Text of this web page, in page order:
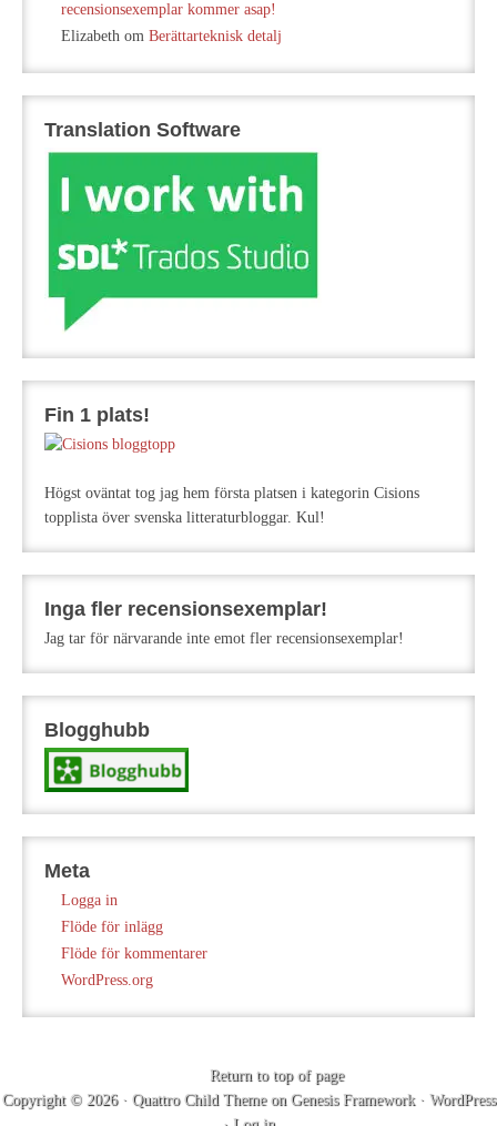
recensionsexemplar kommer asap!
Elizabeth om Berättarteknisk detalj
Translation Software
Fin 1 plats!
Högst oväntat tog jag hem första platsen i kategorin Cisions
topplista över svenska litteraturbloggar. Kul!
Inga fler recensionsexemplar!
Jag tar för närvarande inte emot fler recensionsexemplar!
Blogghubb
Meta
Logga in
Flöde för inlägg
Flöde för kommentarer
WordPress.org
Return to top of page
Copyright © 2026 · Quattro Child Themeon Genesis Framework· WordPress